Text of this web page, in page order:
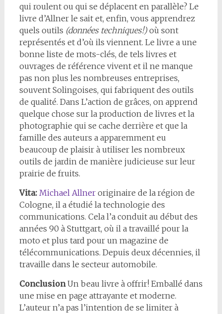
qui roulent ou qui se déplacent en parallèle? Le
livre d’Allner le sait et, enfin, vous apprendrez
quels outils (données techniques!)où sont
représentés et d’où ils viennent. Le livre a une
bonne liste de mots-clés, de tels livres et
ouvrages de référence vivent et il ne manque
pas non plus les nombreuses entreprises,
souvent Solingoises, qui fabriquent des outils
de qualité. Dans L’action de grâces, on apprend
quelque chose sur la production de livres et la
photographie qui se cache derrière et que la
famille des auteurs a apparemment eu
beaucoup de plaisir à utiliser les nombreux
outils de jardin de manière judicieuse sur leur
prairie de fruits.
Vita:Michael Allneroriginaire de la région de
Cologne, il a étudié la technologie des
communications. Cela l’a conduit au début des
années 90 à Stuttgart, où il a travaillé pour la
moto et plus tard pour un magazine de
télécommunications. Depuis deux décennies, il
travaille dans le secteur automobile.
ConclusionUn beau livre à offrir! Emballé dans
une mise en page attrayante et moderne.
L’auteur n’a pas l’intention de se limiter à